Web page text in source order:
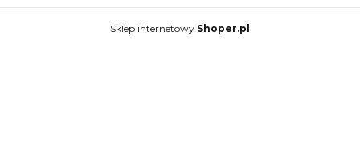
Sklep internetowy Shoper.pl